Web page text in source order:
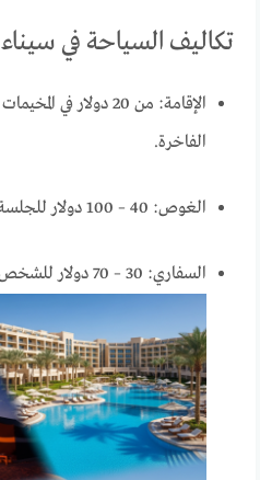
تكاليف السياحة في سيناء
الفاخرة.
الغوص: 40 – 100 دولار للجلسة.
السفاري: 30 – 70 دولار للشخص.